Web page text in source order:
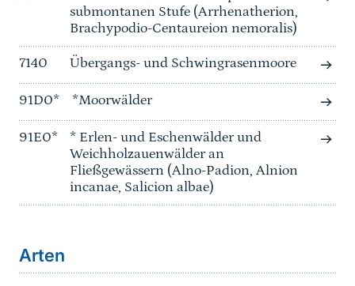
submontanen Stufe (Arrhenatherion,
Brachypodio-Centaureion nemoralis)
7140 Übergangs- und Schwingrasenmoore
91D0* *Moorwälder
91E0*
* Erlen- und Eschenwälder und
Weichholzauenwälder an
Fließgewässern (Alno-Padion, Alnion
incanae, Salicion albae)
Arten